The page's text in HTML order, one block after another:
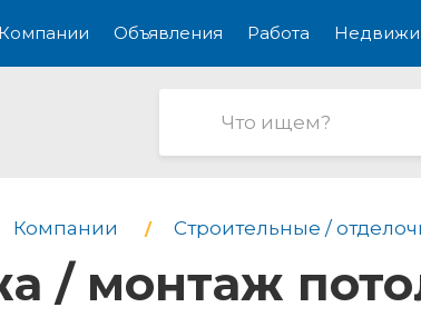
Компании Объявления Работа
Компании Строительные /
/ монтаж